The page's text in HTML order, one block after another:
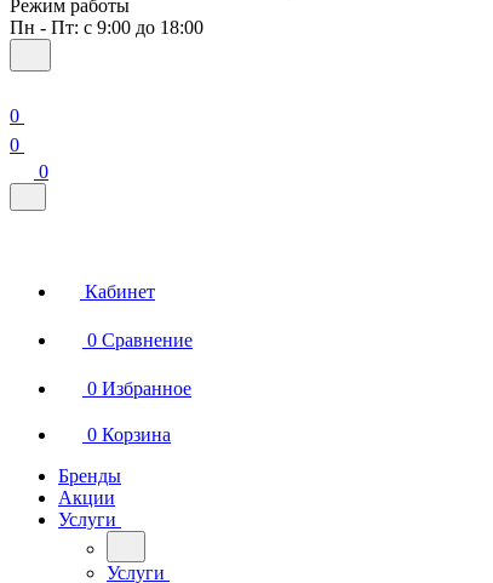
Режим работы
Пн - Пт: с 9:00 до 18:00
0
0
0
Кабинет
0 Сравнение
0 Избранное
0 Корзина
Бренды
Акции
Услуги
Услуги